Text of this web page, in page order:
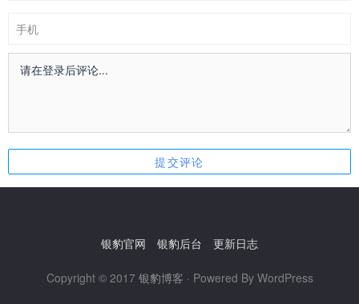
手机
银豹官网 银豹后台 更新日志
Copyright © 2017 银豹博客 · Powered By WordPress